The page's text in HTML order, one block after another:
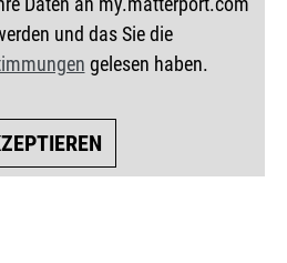
und das Sie die
gelesen haben.